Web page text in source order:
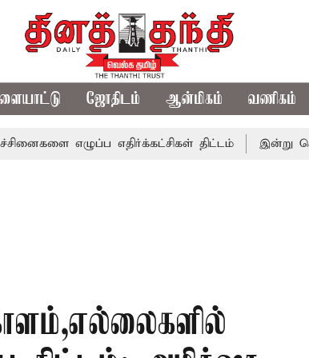
ஜோதிடம் ஆன்மிகம் வணிகம்
எதிர்க்கட்சிகள் திட்டம் இன்று